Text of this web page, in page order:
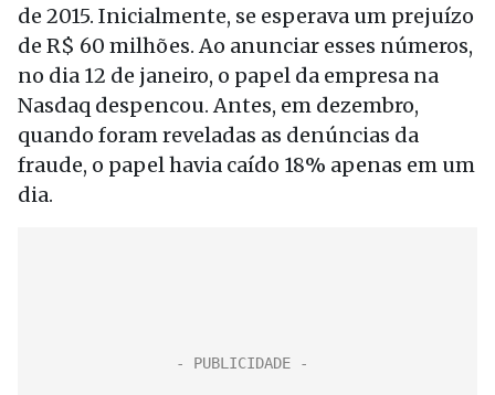
de 2015. Inicialmente, se esperava um prejuízo
de R$ 60 milhões. Ao anunciar esses números,
no dia 12 de janeiro, o papel da empresa na
Nasdaq despencou. Antes, em dezembro,
quando foram reveladas as denúncias da
fraude, o papel havia caído 18% apenas em um
dia.